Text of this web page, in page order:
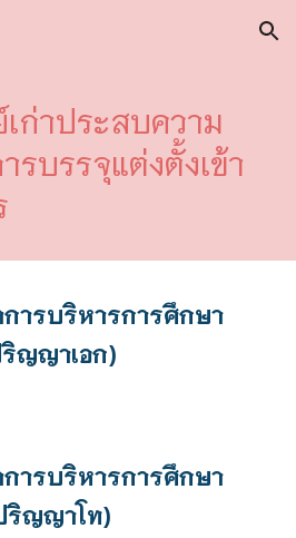
Skip to navigation
ก่าประสบความ
รบรรจุแต่งตั้งเข้า
การบริหารการศึกษา
ญญาเอก)
การบริหารการศึกษา
ริญญาโท)